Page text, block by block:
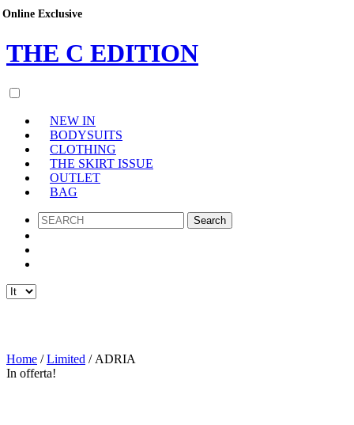
THE C EDITION
NEW IN
BODYSUITS
CLOTHING
THE SKIRT ISSUE
OUTLET
BAG
SEARCH
Home /Limited / ADRIA
In offerta!
Online Exclusive
Online Exclusive
Online Exclusive